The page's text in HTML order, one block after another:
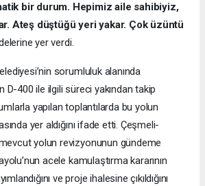
bir durum. Hepimiz aile sahibiyiz,
Ateş düştüğü yeri yakar. Çok üzüntü
yer verdi.
sorumluluk alanında
D-400 ile ilgili süreci yakından takip
yapılan toplantılarda bu yolun
yer aldığını ifade etti. Çeşmeli-
yolun revizyonunun gündeme
acele kamulaştırma kararının
ve proje ihalesine çıkıldığını